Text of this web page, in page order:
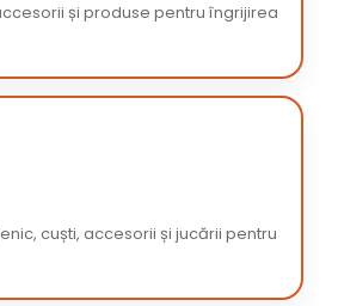
și produse pentru îngrijirea
cuști, accesorii și jucării pentru